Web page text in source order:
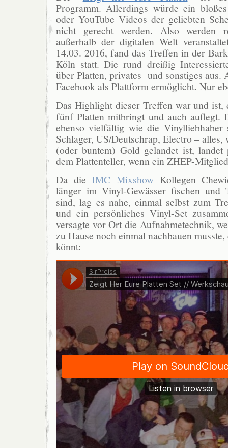
Programm. Allerdings würde ein
oder YouTube Videos der geliebten
nicht gerecht werden. Also werden
außerhalb der digitalen Welt
14.03. 2016, fand das Treffen in der
Köln statt. Die rund dreißig
über Platten, privates und sonstiges aus.
Facebook als Plattform ermöglicht. Nur
Das Highlight dieser Treffen war und ist,
fünf Platten mitbringt und auch auflegt.
ebenso vielfältig wie die Vinylliebhaber
Schlager, US/Deutschrap, Electro – alles,
(oder buntem) Gold gelandet ist,
dem Plattenteller, wenn ein ZHEP-
Da dieIMC MixshowKollegen
länger im Vinyl-Gewässer fischen und
sind, lag es nahe, einmal selbst zum
und ein persönliches Vinyl-Set
versagte vor Ort die Aufnahmetechnik,
zu Hause noch einmal nachbauen
könnt: